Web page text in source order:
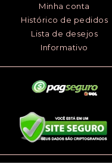
Minha conta
Histórico de pedidos
Lista de desejos
Informativo